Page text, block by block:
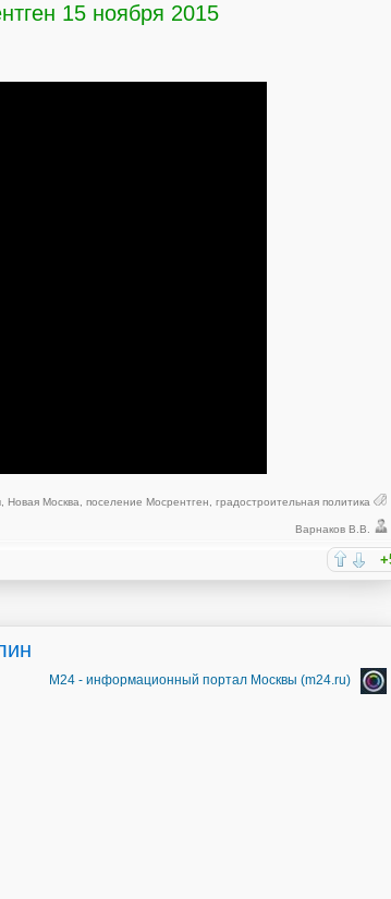
15 ноября 2015
Новая Москва поселение Мосрентген градостроительная политика
Варнаков В.В.
М24 - информационный портал Москвы (m24.ru)